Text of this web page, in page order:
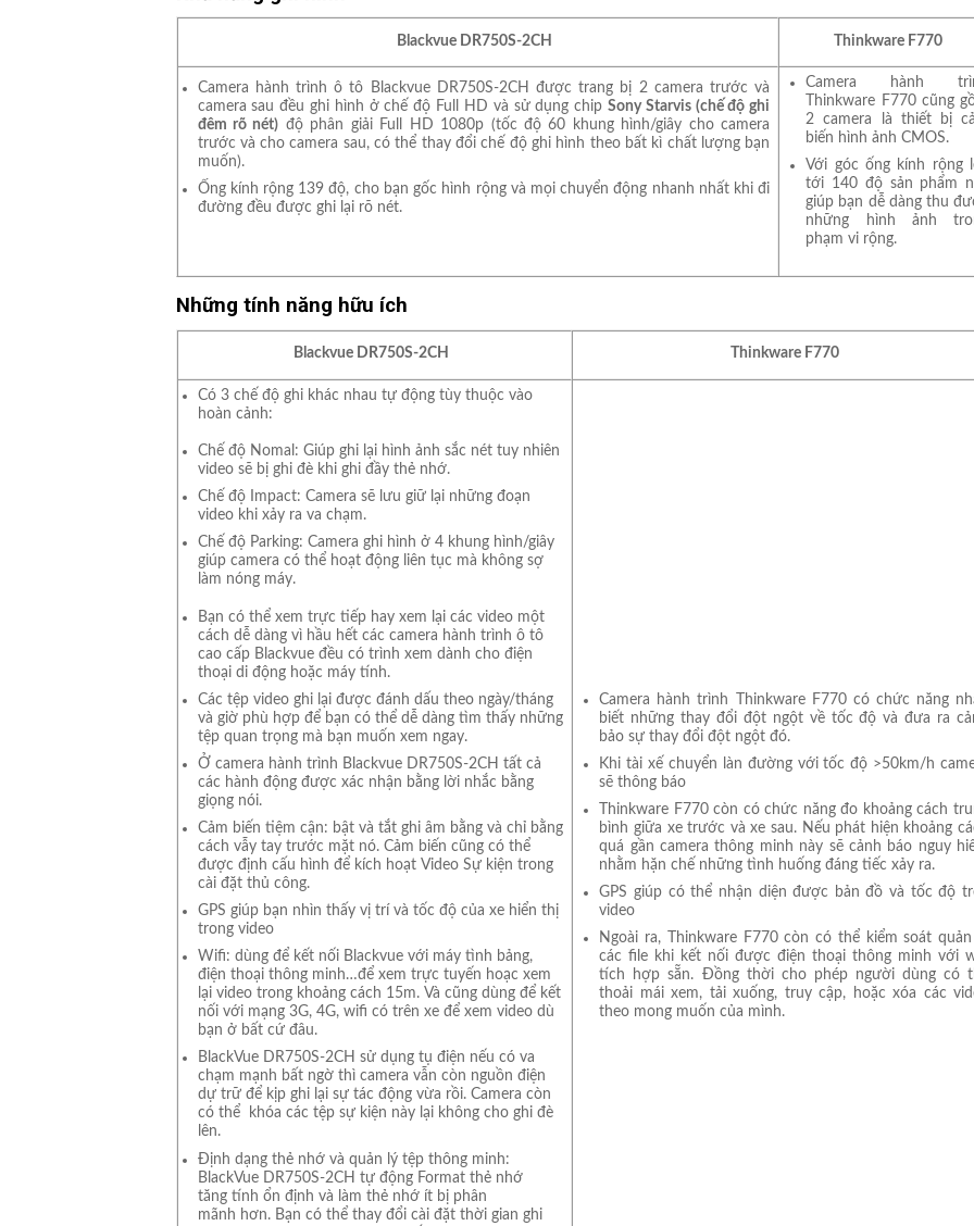
Blackvue DR750S-2CH Thinkware F770
Camera hành trình ô tô Blackvue DR750S-2CH được trang bị 2 camera trước và
camera sau đều ghi hình ở chế độ Full HD và sử dụng chip Sony Starvis (chế độ ghi
đêm rõ nét) độ phân giải Full HD 1080p (tốc độ 60 khung hình/giây cho camera
trước và cho camera sau, có thể thay đổi chế độ ghi hình theo bất kì chất lượng bạn
muốn).
Ống kính rộng 139 độ, cho bạn gốc hình rộng và mọi chuyển động nhanh nhất khi đi
đường đều được ghi lại rõ nét.
Camera hành
Thinkware F770 cũng
2 camera là thiết bị
biến hình ảnh CMOS.
Với góc ống kính rộng
tới 140 độ sản phẩm
giúp bạn dễ dàng thu
những hình ảnh
phạm vi rộng.
Những tính năng hữu ích
Blackvue DR750S-2CH Thinkware F770
Có 3 chế độ ghi khác nhau tự động tùy thuộc vào
hoàn cảnh:
Chế độ Nomal: Giúp ghi lại hình ảnh sắc nét tuy nhiên
video sẽ bị ghi đè khi ghi đầy thẻ nhớ.
Chế độ Impact: Camera sẽ lưu giữ lại những đoạn
video khi xảy ra va chạm.
Chế độ Parking: Camera ghi hình ở 4 khung hình/giây
giúp camera có thể hoạt động liên tục mà không sợ
làm nóng máy.
Bạn có thể xem trực tiếp hay xem lại các video một
cách dễ dàng vì hầu hết các camera hành trình ô tô
cao cấp Blackvue đều có trình xem dành cho điện
thoại di động hoặc máy tính.
Các tệp video ghi lại được đánh dấu theo ngày/tháng
và giờ phù hợp để bạn có thể dễ dàng tìm thấy những
tệp quan trọng mà bạn muốn xem ngay.
Ở camera hành trình Blackvue DR750S-2CH tất cả
các hành động được xác nhận bằng lời nhắc bằng
giọng nói.
Cảm biến tiệm cận: bật và tắt ghi âm bằng và chỉ bằng
cách vẫy tay trước mặt nó. Cảm biến cũng có thể
được định cấu hình để kích hoạt Video Sự kiện trong
cài đặt thủ công.
GPS giúp bạn nhìn thấy vị trí và tốc độ của xe hiển thị
trong video
Wifi: dùng để kết nối Blackvue với máy tình bảng,
điện thoại thông minh…để xem trực tuyến hoạc xem
lại video trong khoảng cách 15m. Và cũng dùng để kết
nối với mạng 3G, 4G, wifi có trên xe để xem video dù
bạn ở bất cứ đâu.
BlackVue DR750S-2CH sử dụng tụ điện nếu có va
chạm mạnh bất ngờ thì camera vẫn còn nguồn điện
dự trữ để kịp ghi lại sự tác động vừa rồi. Camera còn
có thể khóa các tệp sự kiện này lại không cho ghi đè
lên.
Định dạng thẻ nhớ và quản lý tệp thông minh:
BlackVue DR750S-2CH tự động Format thẻ nhớ
tăng tính ổn định và làm thẻ nhớ ít bị phân
mãnh hơn. Bạn có thể thay đổi cài đặt thời gian ghi
Camera hành trình Thinkware F770 có chức năng
biết những thay đổi đột ngột về tốc độ và đưa ra
bảo sự thay đổi đột ngột đó.
Khi tài xế chuyển làn đường với tốc độ >50km/h
sẽ thông báo
Thinkware F770 còn có chức năng đo khoảng cách
bình giữa xe trước và xe sau. Nếu phát hiện khoảng
quá gần camera thông minh này sẽ cảnh báo nguy
nhằm hặn chế những tình huống đáng tiếc xảy ra.
GPS giúp có thể nhận diện được bản đồ và tốc độ
video
Ngoài ra, Thinkware F770 còn có thể kiểm soát
các file khi kết nối được điện thoại thông minh với
tích hợp sẵn. Đồng thời cho phép người dùng có
thoải mái xem, tải xuống, truy cập, hoặc xóa các
theo mong muốn của mình.